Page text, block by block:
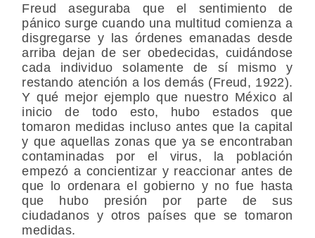
Freud aseguraba que el sentimiento de
pánico surge cuando una multitud comienza a
disgregarse y las órdenes emanadas desde
arriba dejan de ser obedecidas, cuidándose
cada individuo solamente de sí mismo y
restando atención a los demás (Freud, 1922).
Y qué mejor ejemplo que nuestro México al
inicio de todo esto, hubo estados que
tomaron medidas incluso antes que la capital
y que aquellas zonas que ya se encontraban
contaminadas por el virus, la población
empezó a concientizar y reaccionar antes de
que lo ordenara el gobierno y no fue hasta
que hubo presión por parte de sus
ciudadanos y otros países que se tomaron
medidas.